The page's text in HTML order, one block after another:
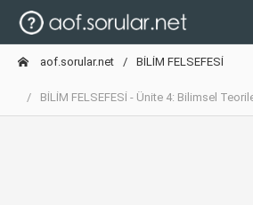
aof.sorular.net BİLİM FELSEFESİ
BİLİM FELSEFESİ - Ünite 4: Bilimsel